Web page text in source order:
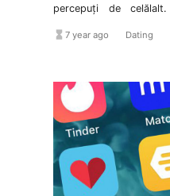
percepuți de
machiem, ne aranjăm
partenerul la prima
hourglass_full7 year ago Dating